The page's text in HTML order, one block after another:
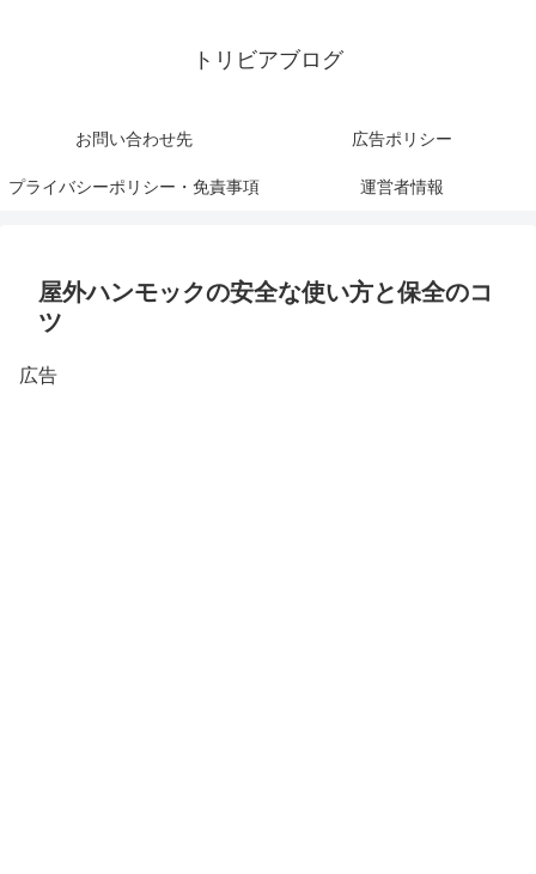
トリビアブログ
お問い合わせ先 広告ポリシー
プライバシーポリシー・免責事項 運営者情報
屋外ハンモックの安全な使い方と保全のコ
ツ
広告